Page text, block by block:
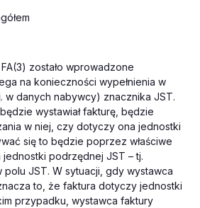
zostało wprowadzone
na konieczności wypełnienia w
w danych nabywcy) znacznika JST.
wystawiał fakturę, będzie
w niej, czy dotyczy ona jednostki
się to będzie poprzez właściwe
jednostki podrzędnej JST – tj.
polu JST. W sytuacji, gdy wystawca
to, że faktura dotyczy jednostki
przypadku, wystawca faktury